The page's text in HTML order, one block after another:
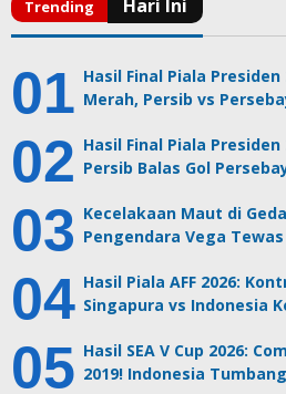
Hasil Final Piala
Merah, Persib vs
Hasil Final Piala
Persib Balas Gol
Kecelakaan Maut di
Pengendara Vega
Hasil Piala AFF 2026:
Singapura vs Indonesia
Hasil SEA V Cup 2026:
2019! Indonesia